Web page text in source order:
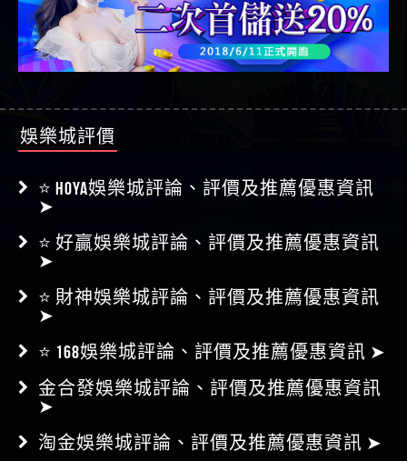
⭐ HOYA娛樂城評論、評價及推薦優惠資訊
➤
⭐ 好贏娛樂城評論、評價及推薦優惠資訊
➤
⭐ 財神娛樂城評論、評價及推薦優惠資訊
➤
⭐ 168娛樂城評論、評價及推薦優惠資訊 ➤
金合發娛樂城評論、評價及推薦優惠資訊
➤